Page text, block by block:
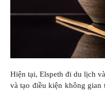
Hiện tại, Elspeth đi du lịch
và tạo điều kiện không gian